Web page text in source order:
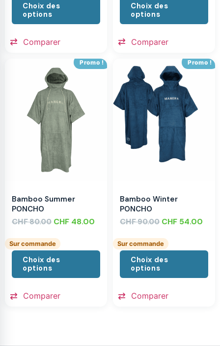
Choix des
options
Comparer
Choix des
options
Comparer
Promo !
Bamboo Summer
PONCHO
CHF80.00 CHF 48.00
Sur commande
Choix des
options
Comparer
Promo !
Bamboo Winter
PONCHO
CHF90.00 CHF 54.00
Sur commande
Choix des
options
Comparer